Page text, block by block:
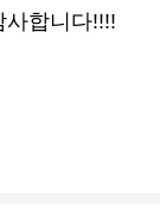
사합니다!!!!